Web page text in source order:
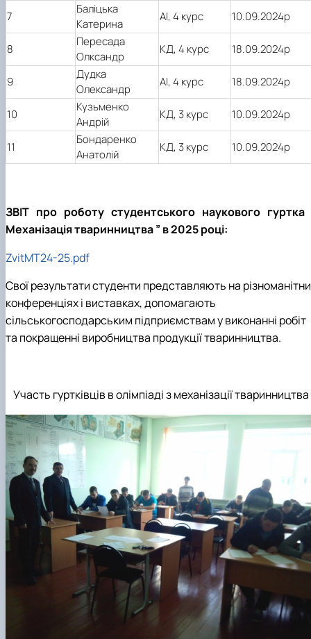
7
Баліцька
Катерина
АІ, 4 курс 10.09.2024р
8
Пересада
Олксандр
КД, 4 курс 18.09.2024р
9
Дудка
Олександр
АІ, 4 курс 18.09.2024р
10
Кузьменко
Андрій
КД, 3 курс 10.09.2024р
11
Бондаренко
Анатолій
КД, 3 курс 10.09.2024р
ЗВІТ про роботу студентського наукового гуртка
Механізація тваринництва ” в 2025 році:
ZvitMT24-25.pdf
Свої результати студенти представляють на
конференціях і виставках, допомагають
сільськогосподарським підприємствам у виконанні робіт
та покращенні виробництва продукції тваринництва.
Участь гуртківців в олімпіаді з механізації тваринництва